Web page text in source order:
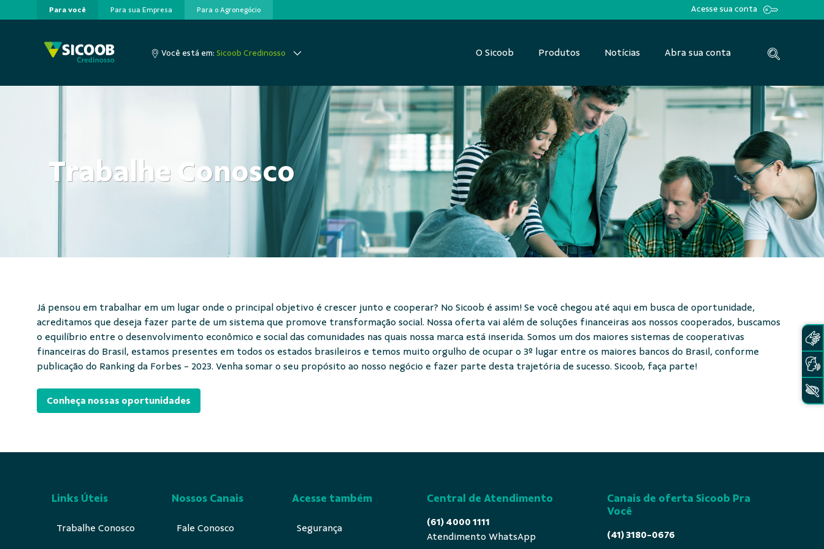
Pular para o Conteúdo principal
Para você Para sua Empresa Para o Agronegócio Acesse sua conta
Você está em:Sicoob Credinosso O Sicoob Produtos Notícias Abra sua conta
Trabalhe Conosco
Já pensou em trabalhar em um lugar onde o principal objetivo é crescer junto e cooperar? No Sicoob é assim! Se você chegou até aqui em busca de oportunidade,
acreditamos que deseja fazer parte de um sistema que promove transformação social. Nossa oferta vai além de soluções financeiras aos nossos cooperados, buscamos
o equilíbrio entre o desenvolvimento econômico e social das comunidades nas quais nossa marca está inserida. Somos um dos maiores sistemas de cooperativas
financeiras do Brasil, estamos presentes em todos os estados brasileiros e temos muito orgulho de ocupar o 3º lugar entre os maiores bancos do Brasil, conforme
publicação do Ranking da Forbes - 2023. Venha somar o seu propósito ao nosso negócio e fazer parte desta trajetória de sucesso. Sicoob, faça parte!
Conheça nossas oportunidades
Links Úteis
Trabalhe Conosco
Nossos Canais
Fale Conosco
Acesse também
Segurança
Central de Atendimento
(61) 4000 1111
Atendimento WhatsApp
Canais de oferta Sicoob Pra
Você
(41) 3180-0676